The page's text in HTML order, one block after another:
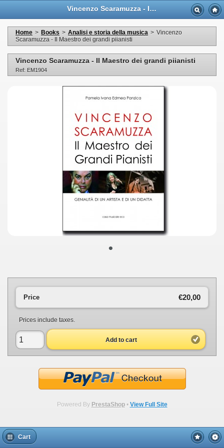
Vincenzo Scaramuzza - Il Maestro dei grandi piianisti - Casa Musicale Eco
Home > Books > Analisi e storia della musica > Vincenzo
Scaramuzza - Il Maestro dei grandi piianisti
Vincenzo Scaramuzza - Il Maestro dei grandi piianisti
Ref: EM1904
•
€20,00
Price
Prices include taxes.
Add to cart
Powered By PrestaShop• View Full Site
Cart